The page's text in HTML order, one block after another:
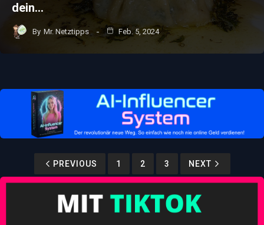
dein…
By Mr. Netztipps Feb. 5, 2024
PREVIOUS 1 2 3 NEXT